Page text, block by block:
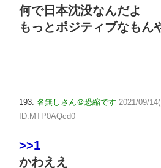
何で日本沈没なんだよ
もっとポジティブなもん
193: 名無しさん＠恐縮です 2021/09/
ID:MTP0AQcd0
>>1
かわええ